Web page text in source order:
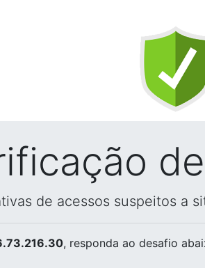
de acessos suspeitos a
, responda ao desafio